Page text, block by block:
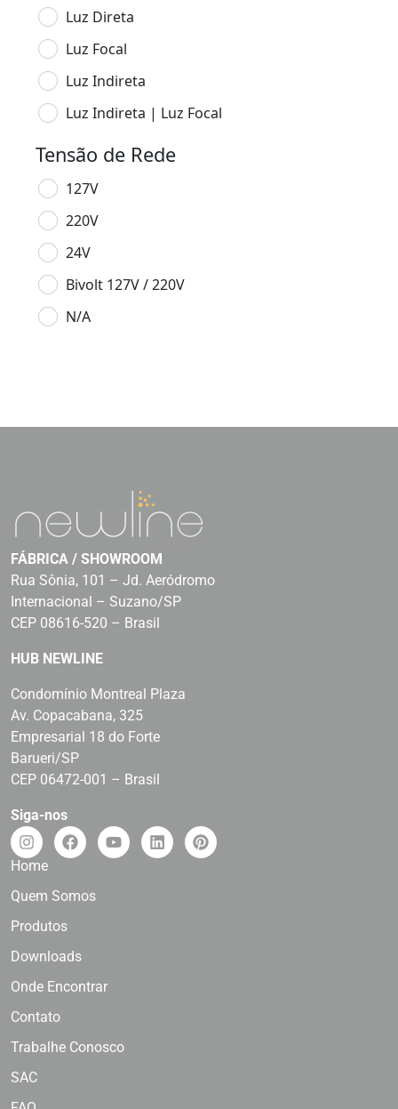
Luz Direta
Luz Focal
Luz Indireta
Luz Indireta | Luz Focal
Tensão de Rede
127V
220V
24V
Bivolt 127V / 220V
N/A
FÁBRICA / SHOWROOM
Rua Sônia, 101 – Jd. Aeródromo
Internacional – Suzano/SP
CEP 08616-520 – Brasil
HUB NEWLINE
Condomínio Montreal Plaza
Av. Copacabana, 325
Empresarial 18 do Forte
Barueri/SP
CEP 06472-001 – Brasil
Siga-nos
Home
Quem Somos
Produtos
Downloads
Onde Encontrar
Contato
Trabalhe Conosco
SAC